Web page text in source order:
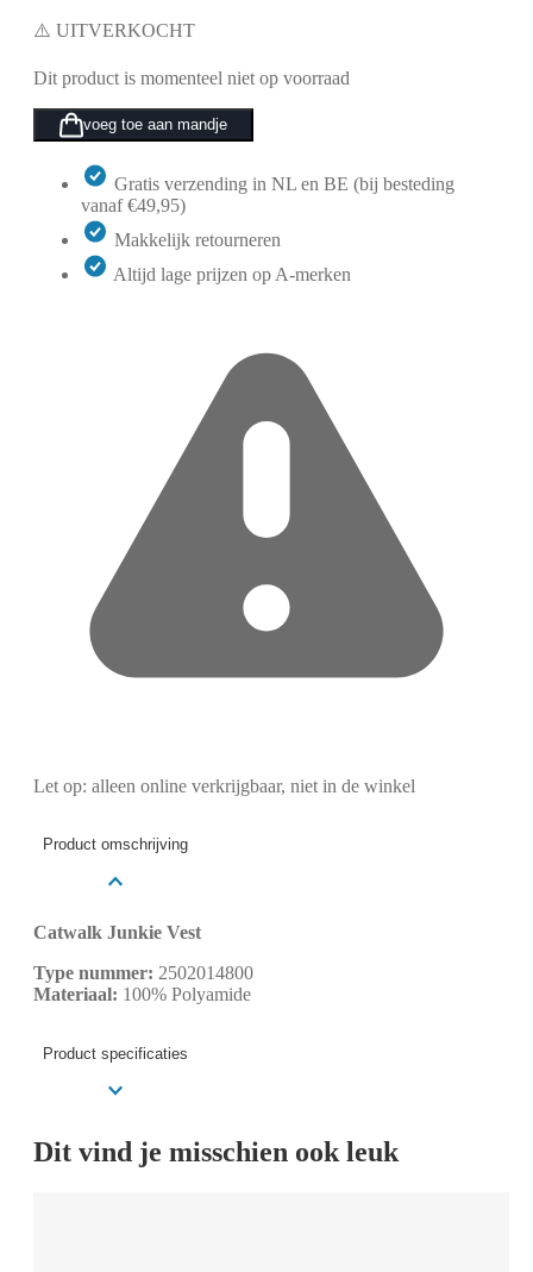
⚠️ UITVERKOCHT
Dit product is momenteel niet op voorraad
voeg toe aan mandje
Gratis verzending in NL en BE (bij besteding
vanaf €49,95)
Makkelijk retourneren
Altijd lage prijzen op A-merken
Let op: alleen online verkrijgbaar, niet in de winkel
Product omschrijving
Catwalk Junkie Vest
Type nummer: 2502014800
Materiaal: 100% Polyamide
Product specificaties
Dit vind je misschien ook leuk